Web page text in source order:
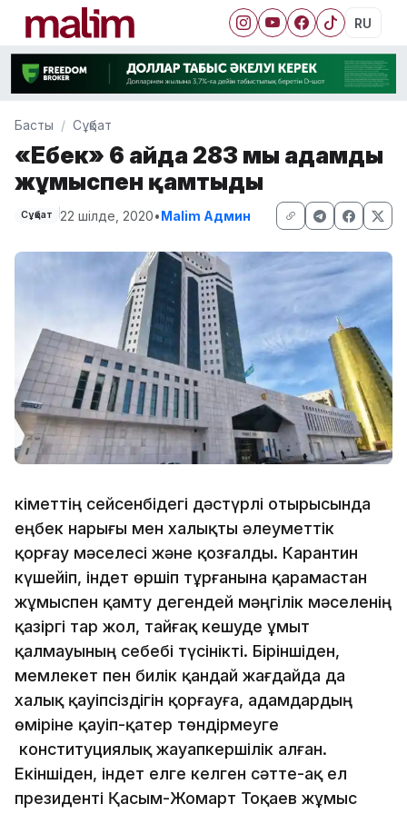
RU
Басты Сұқбат
«Еңбек» 6 айда 283 мың адамды
жұмыспен қамтыды
Сұқбат 22 шілде, 2020•Malim Админ
Үкіметтің сейсенбідегі дәстүрлі отырысында
еңбек нарығы мен халықты әлеуметтік
қорғау мәселесі және қозғалды. Карантин
күшейіп, індет өршіп тұрғанына қарамастан
жұмыспен қамту дегендей мәңгілік мәселенің
қазіргі тар жол, тайғақ кешуде ұмыт
қалмауының себебі түсінікті. Біріншіден,
мемлекет пен билік қандай жағдайда да
халық қауіпсіздігін қорғауға, адамдардың
өміріне қауіп-қатер төндірмеуге
конституциялық жауапкершілік алған.
Екіншіден, індет елге келген сәтте-ақ ел
президенті Қасым-Жомарт Тоқаев жұмыс